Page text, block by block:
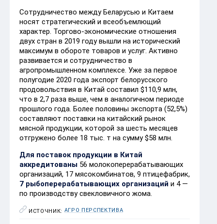
Сотрудничество между Беларусью и Китаем
носят стратегический и всеобъемлющий
характер. Торгово-экономические отношения
двух стран в 2019 году вышли на исторический
максимум в обороте товаров и услуг. Активно
развивается и сотрудничество в
агропромышленном комплексе. Уже за первое
полугодие 2020 года экспорт белорусского
продовольствия в Китай составил $110,9 млн,
что в 2,7 раза выше, чем в аналогичном периоде
прошлого года. Более половины экспорта (52,5%)
составляют поставки на китайский рынок
мясной продукции, которой за шесть месяцев
отгружено более 18 тыс. т на сумму $58 млн.
Для поставок продукции в Китай
аккредитованы 56 молокоперерабатывающих
организаций, 17 мясокомбинатов, 9 птицефабрик,
7 рыбоперерабатывающих организаций и 4 —
по производству свекловичного жома.
ИСТОЧНИК: АГРО ПЕРСПЕКТИВА